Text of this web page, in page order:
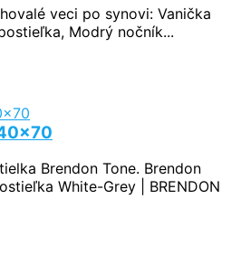
veci po synovi: Vanička
Modrý nočník...
Brendon Tone. Brendon
White-Grey | BRENDON